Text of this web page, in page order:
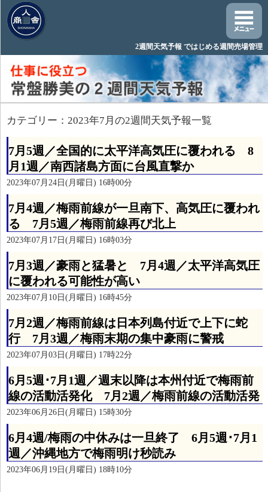
2週間天気予報 ではじめる週間売場管理
カテゴリー：2023年7月の2週間天気予報一覧
7月5週／全国的に太平洋高気圧に覆われる 8
月1週／南西諸島方面に台風直撃か
2023年07月24日(月曜日) 16時00分
7月4週／梅雨前線が一旦南下、高気圧に覆われ
る 7月5週／梅雨前線再び北上
2023年07月17日(月曜日) 16時03分
7月3週／豪雨と猛暑と 7月4週／太平洋高気圧
に覆われる可能性が高い
2023年07月10日(月曜日) 16時45分
7月2週／梅雨前線は日本列島付近で上下に蛇
行 7月3週／梅雨末期の集中豪雨に警戒
2023年07月03日(月曜日) 17時22分
6月5週･7月1週／週末以降は本州付近で梅雨前
線の活動活発化 7月2週／梅雨前線の活動活発
2023年06月26日(月曜日) 15時30分
6月4週/梅雨の中休みは一旦終了 6月5週･7月1
週／沖縄地方で梅雨明け秒読み
2023年06月19日(月曜日) 18時10分